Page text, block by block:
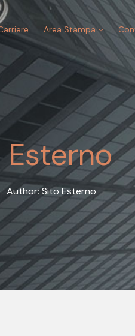
Area Stampa
Author: Sito Esterno